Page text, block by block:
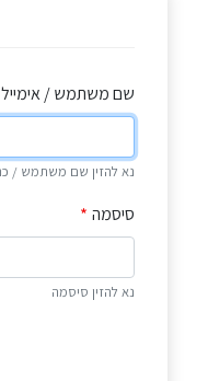
שם משתמש / אימייל
נא להזין שם משתמש / כתובת אימייל.
סיסמה
נא להזין סיסמה